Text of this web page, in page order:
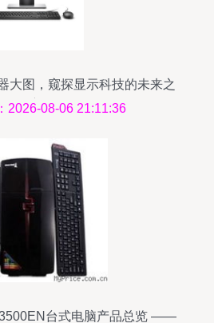
大图，窥探显示科技的未来之
窗
2026-08-06 21:11:36
台式电脑产品总览 ——